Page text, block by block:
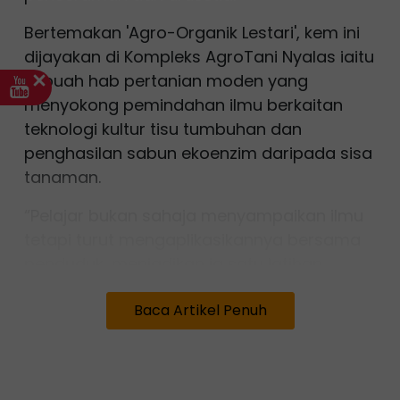
Bertemakan 'Agro-Organik Lestari', kem ini
dijayakan di Kompleks AgroTani Nyalas iaitu
sebuah hab pertanian moden yang
menyokong pemindahan ilmu berkaitan
teknologi kultur tisu tumbuhan dan
penghasilan sabun ekoenzim daripada sisa
tanaman.
praktikal berimpak tinggi yang menyokong
aspirasi STEM negara,” ujar Koordinator
Program Bioteknologi Tumbuhan, Dr Noer
Baca Artikel Penuh